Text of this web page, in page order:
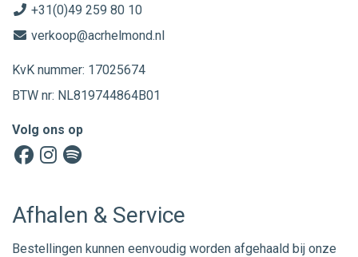
+31(0)49 259 80 10
verkoop@acrhelmond.nl
KvK nummer: 17025674
BTW nr: NL819744864B01
Volg ons op
Afhalen & Service
Bestellingen kunnen eenvoudig worden afgehaald bij onze